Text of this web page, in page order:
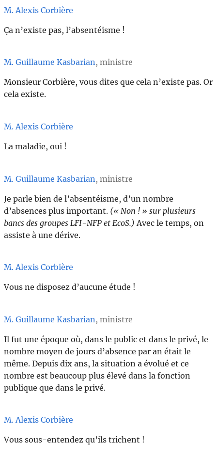
M. Alexis Corbière
Ça n’existe pas, l’absentéisme !
M. Guillaume Kasbarian, ministre
Monsieur Corbière, vous dites que cela n’existe pas. Or
cela existe.
M. Alexis Corbière
La maladie, oui !
M. Guillaume Kasbarian , ministre
Je parle bien de l’absentéisme, d’un nombre
d’absences plus important. (« Non ! » sur plusieurs
bancs des groupes LFI-NFP et EcoS.) Avec le temps, on
assiste à une dérive.
M. Alexis Corbière
Vous ne disposez d’aucune étude !
M. Guillaume Kasbarian , ministre
Il fut une époque où, dans le public et dans le privé, le
nombre moyen de jours d’absence par an était le
même. Depuis dix ans, la situation a évolué et ce
nombre est beaucoup plus élevé dans la fonction
publique que dans le privé.
M. Alexis Corbière
Vous sous-entendez qu’ils trichent !